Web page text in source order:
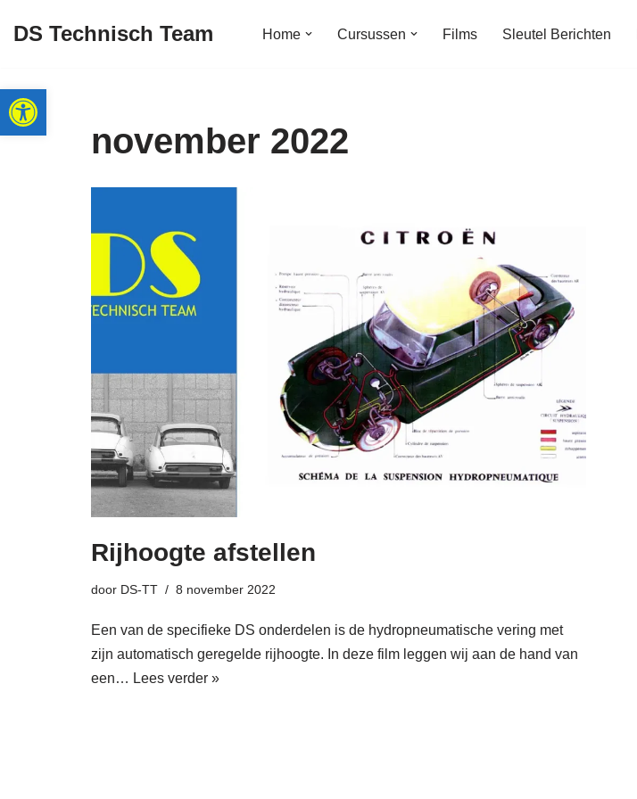
Toolbar openen
de
inhoud
DS Technisch Team Home Cursussen Films Sleutel Berichten
november 2022
Rijhoogte afstellen
door DS-TT 8 november 2022
Een van de specifieke DS onderdelen is de hydropneumatische vering met
zijn automatisch geregelde rijhoogte. In deze film leggen wij aan de hand van
een… Lees verder »